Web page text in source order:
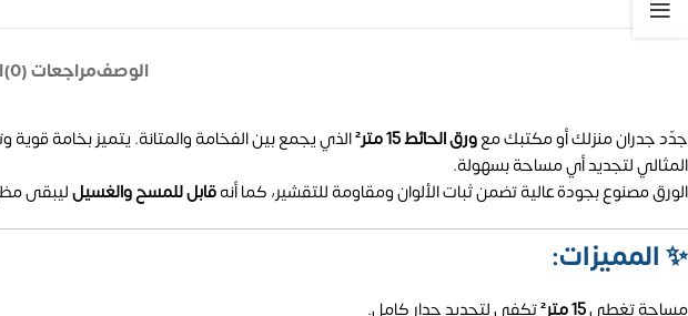
الوصفمراجعات (0)
جدّد جدران منزلك أو مكتبك معورق الحائط 15 متر²
الذي يجمع بين الفخامة والمتانة. يتميز بخامة
المثالي لتجديد أي مساحة بسهولة.
الورق مصنوع بجودة عالية تضمن ثبات الألوان ومقاومة للتقشير، كما أنهقابل للمسح والغسيلليبقى
✨المميزات:
مساحة تغطي15 متر² تكفي لتجديد جدار كامل.